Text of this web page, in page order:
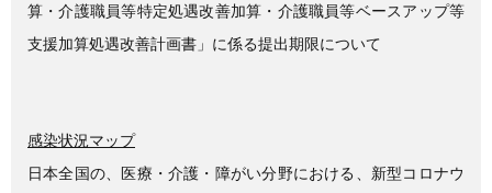
算・介護職員等特定処遇改善加算・介護職員等ベースアップ等
支援加算処遇改善計画書」に係る提出期限について
感染状況マップ
日本全国の、医療・介護・障がい分野における、新型コロナウ